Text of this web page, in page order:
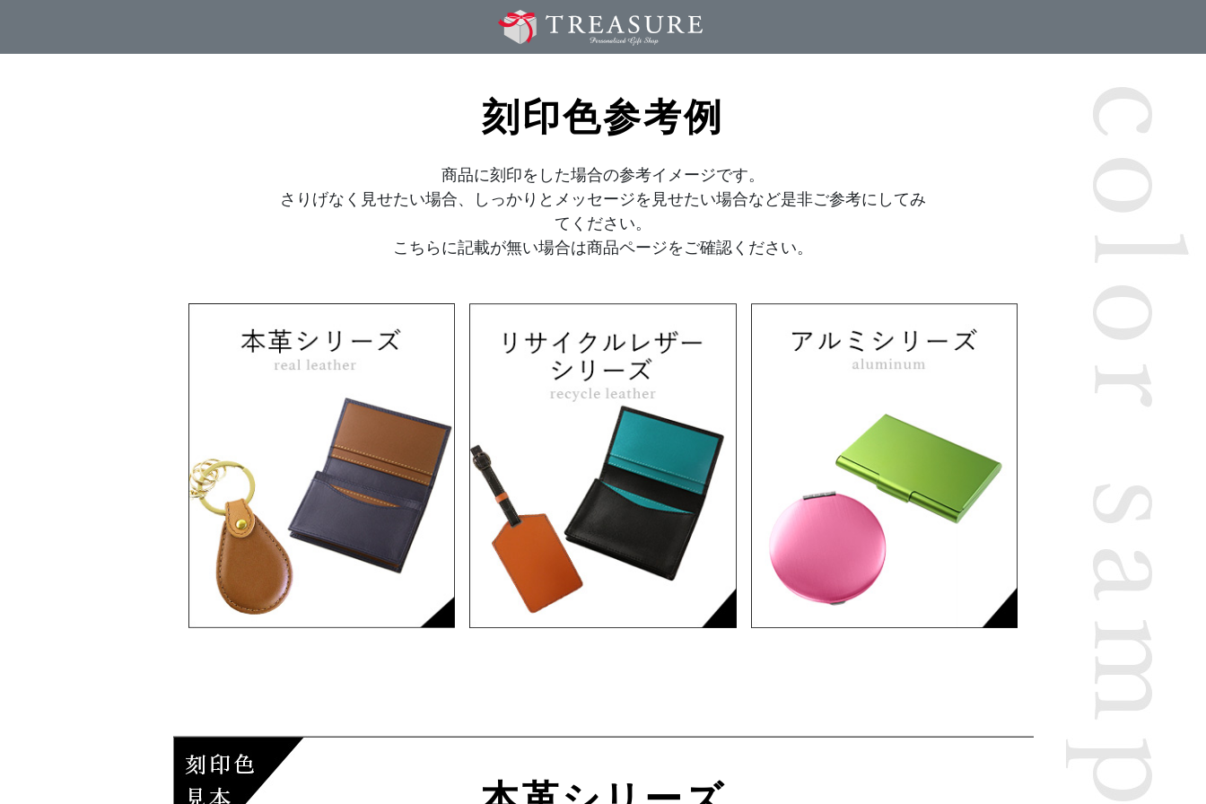
刻印色参考例
商品に刻印をした場合の参考イメージです。
さりげなく見せたい場合、しっかりとメッセージを見せたい場合など是非ご参考にしてみ
てください。
こちらに記載が無い場合は商品ページをご確認ください。